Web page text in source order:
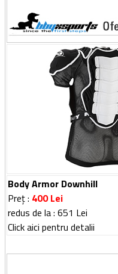
Body Armor Downhill
Preț : 400 Lei
redus de la : 651 Lei
Click aici pentru detalii